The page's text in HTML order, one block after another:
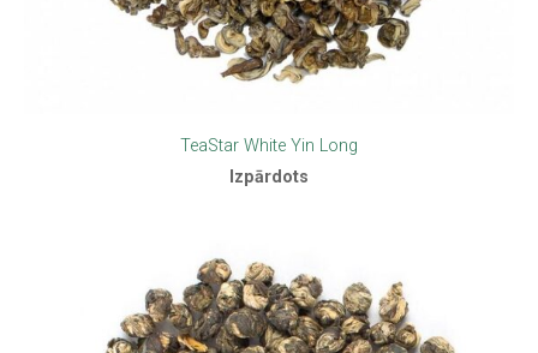
TeaStar White Yin Long
Izpārdots